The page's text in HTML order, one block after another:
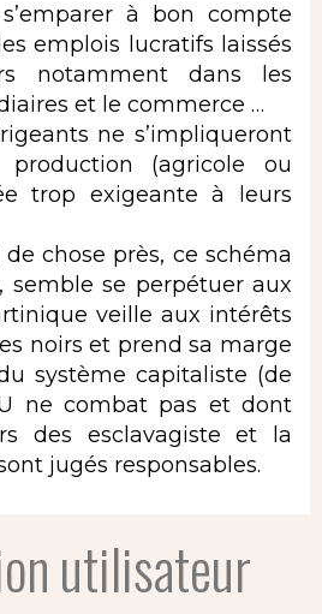
à bon compte
emplois lucratifs laissés
notamment dans les
et le commerce …
ne s’impliqueront
(agricole ou
trop exigeante à leurs
chose près, ce schéma
semble se perpétuer aux
veille aux intérêts
noirs et prend sa marge
système capitaliste (de
ne combat pas et dont
des esclavagiste et la
jugés responsables.
utilisateur